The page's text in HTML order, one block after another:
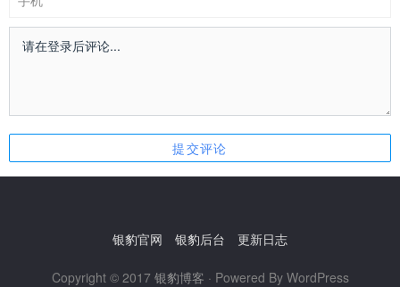
银豹官网 银豹后台 更新日志
Copyright © 2017 银豹博客 · Powered By WordPress